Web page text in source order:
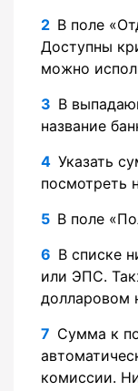
В поле
Доступны
можно
В
название
Указать
посмотреть
В поле
В списке
или ЭПС.
долларовом
Сумма к
комиссии.